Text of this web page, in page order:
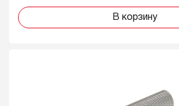
В корзину